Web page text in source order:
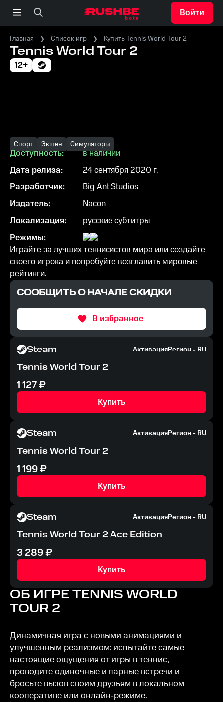
Войти
Главная Список игр Купить Tennis World Tour 2
Tennis World Tour 2
12+
Спорт Экшен Симуляторы
Доступность:
в наличии
Дата релиза:
24 сентября 2020 г.
Разработчик:
Big Ant Studios
Издатель:
Nacon
Локализация:
русские субтитры
Режимы:
Играйте за лучших теннисистов мира или создайте
своего игрока и попробуйте возглавить мировые
рейтинги.
СООБЩИТЬ О НАЧАЛЕ СКИДКИ
В избранное
Steam АктивацияРегион -RU
Tennis World Tour 2
1 127₽
Купить
Steam АктивацияРегион -RU
Tennis World Tour 2
1 199₽
Купить
Steam АктивацияРегион -RU
Tennis World Tour 2 Ace Edition
3 289₽
Купить
ОБ ИГРЕTENNIS WORLD
TOUR 2
Динамичная игра с новыми анимациями и
улучшенным реализмом: испытайте самые
настоящие ощущения от игры в теннис,
проводите одиночные и парные встречи и
бросьте вызов своим друзьям в локальном
кооперативе или онлайн-режиме.